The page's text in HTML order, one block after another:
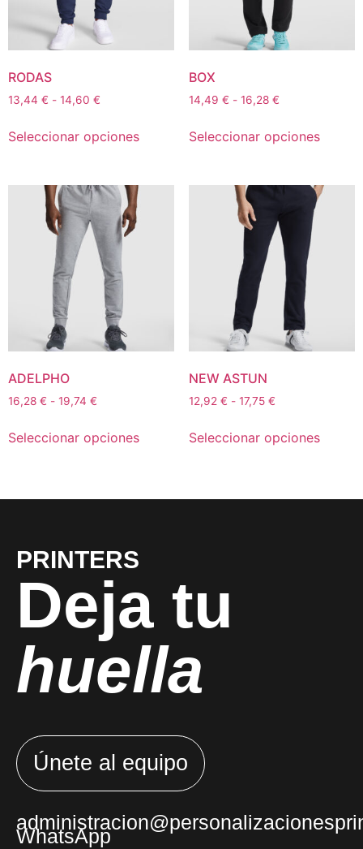
RODAS
13,44 € - 14,60 €
Seleccionar opciones
BOX
14,49 € - 16,28 €
Seleccionar opciones
ADELPHO
16,28 € - 19,74 €
Seleccionar opciones
NEW ASTUN
12,92 € - 17,75 €
Seleccionar opciones
PRINTERS
Deja tu
huella
Únete al equipo
WhatsApp